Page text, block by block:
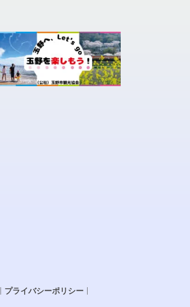
プライバシーポリシー